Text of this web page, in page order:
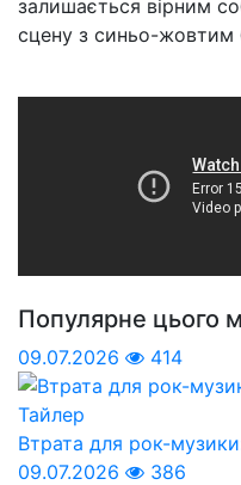
залишається вірним
сцену з синьо-жовтим
Популярне цього
09.07.2026 414
Втрата для рок-
09.07.2026
386